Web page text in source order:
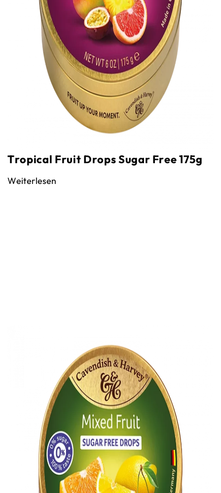
Tropical Fruit Drops Sugar Free 175g
Weiterlesen